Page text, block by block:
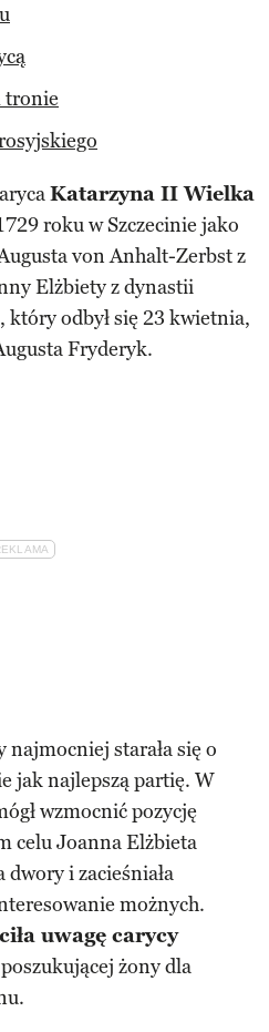
tronie
Katarzyna II Wielka
roku w Szczecinie jako
von Anhalt-Zerbst z
Elżbiety z dynastii
odbył się 23 kwietnia,
Fryderyk.
najmocniej starała się o
jak najlepszą partię. W
wzmocnić pozycję
celu Joanna Elżbieta
dwory i zacieśniała
możnych.
uwagę carycy
żony dla